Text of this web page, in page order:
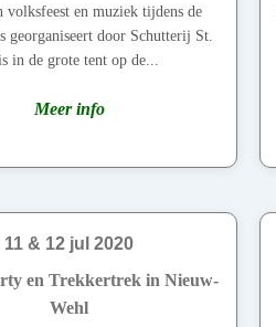
volksfeest en muziek tijdens de
georganiseert door Schutterij St.
in de grote tent op de...
Meer info
11 & 12 jul 2020
en Trekkertrek in Nieuw-
Wehl